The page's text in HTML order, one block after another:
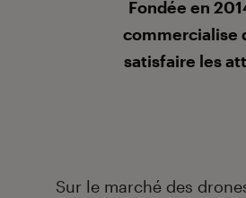
Introduction
Fondée en
commercialise
satisfaire les
Sur le marché des